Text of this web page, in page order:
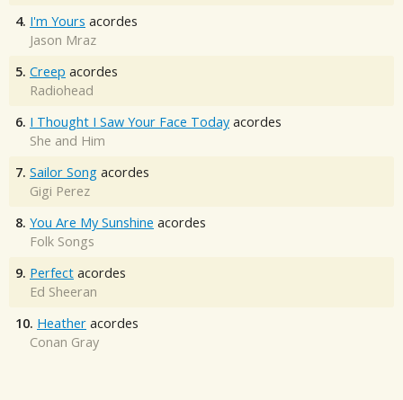
4. I'm Yours acordes
Jason Mraz
5. Creep acordes
Radiohead
6. I Thought I Saw Your Face Today acordes
She and Him
7. Sailor Song acordes
Gigi Perez
8. You Are My Sunshine acordes
Folk Songs
9. Perfect acordes
Ed Sheeran
10. Heather acordes
Conan Gray